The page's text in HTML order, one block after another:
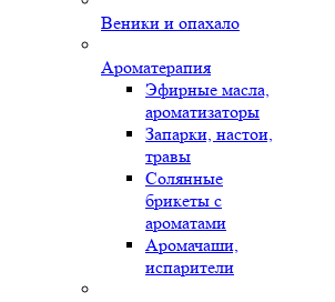
Веники и опахало
Ароматерапия
Эфирные масла,
ароматизаторы
Запарки, настои,
травы
Солянные
брикеты с
ароматами
Аромачаши,
испарители